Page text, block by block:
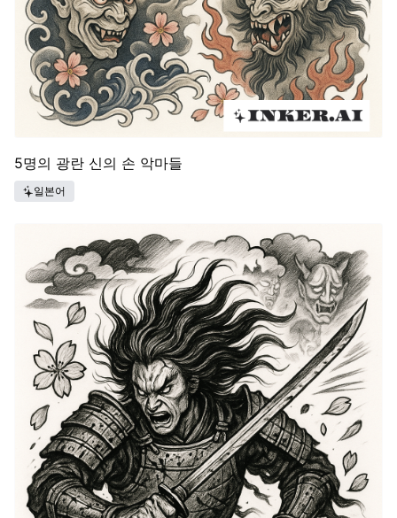
5명의 광란 신의 손 악마들
일본어